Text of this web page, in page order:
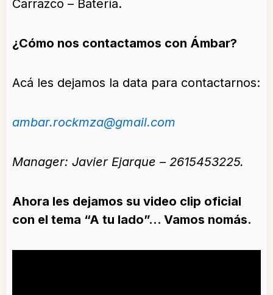
Carrazco – Batería.
¿Cómo nos contactamos con Ámbar?
Acá les dejamos la data para contactarnos:
ambar.rockmza@gmail.com
Manager: Javier Ejarque – 2615453225.
Ahora les dejamos su video clip oficial
con el tema “A tu lado”… Vamos nomás.